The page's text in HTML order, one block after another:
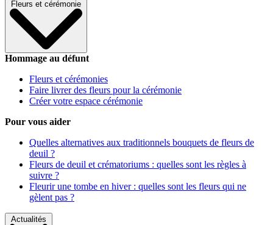
Fleurs et cérémonie
Hommage au défunt
Fleurs et cérémonies
Faire livrer des fleurs pour la cérémonie
Créer votre espace cérémonie
Pour vous aider
Quelles alternatives aux traditionnels bouquets de fleurs de
deuil ?
Fleurs de deuil et crématoriums : quelles sont les règles à
suivre ?
Fleurir une tombe en hiver : quelles sont les fleurs qui ne
gèlent pas ?
Actualités